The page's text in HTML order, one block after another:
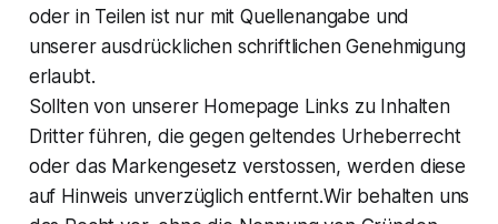
oder in Teilen ist nur mit Quellenangabe und
unserer ausdrücklichen schriftlichen Genehmigung
erlaubt.
Sollten von unserer Homepage Links zu Inhalten
Dritter führen, die gegen geltendes Urheberrecht
oder das Markengesetz verstossen, werden diese
auf Hinweis unverzüglich entfernt.Wir behalten uns